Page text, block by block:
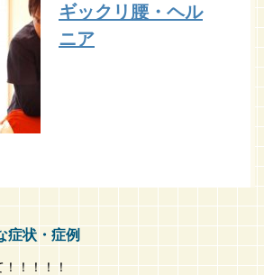
ギックリ腰・ヘル
ニア
症状・症例
！！！！！